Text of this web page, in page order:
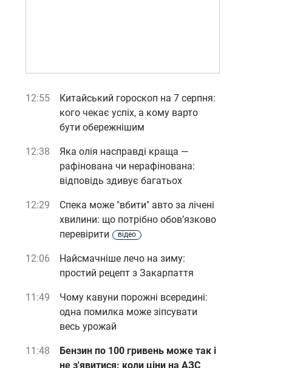
12:55
Китайський гороскоп на 7 серпня:
кого чекає успіх, а кому варто
бути обережнішим
12:38
Яка олія насправді краща —
рафінована чи нерафінована:
відповідь здивує багатьох
12:29
Спека може "вбити" авто за лічені
хвилини: що потрібно обов’язково
перевірити
відео
12:06
Найсмачніше лечо на зиму:
простий рецепт з Закарпаття
11:49
Чому кавуни порожні всередині:
одна помилка може зіпсувати
весь урожай
11:48
Бензин по 100 гривень може так і
не з'явитися: коли ціни на АЗС